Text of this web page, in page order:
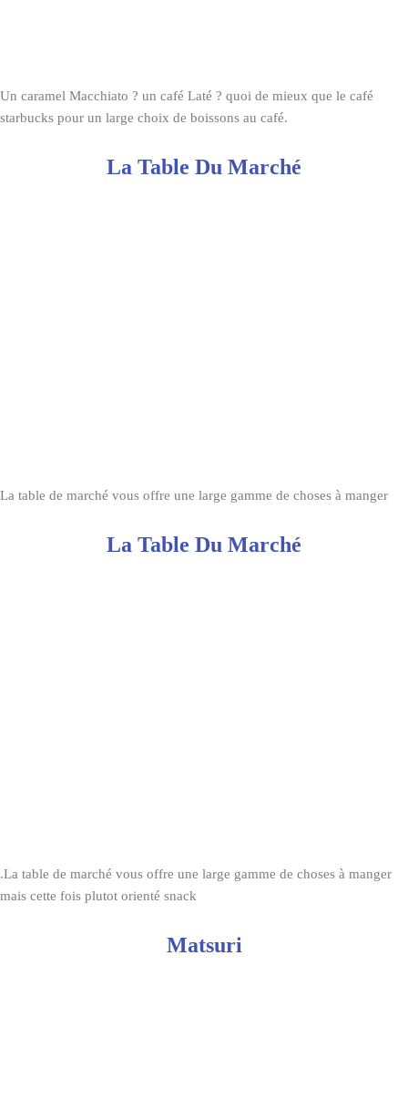
Un caramel Macchiato ? un café Laté ? quoi de mieux que le café
starbucks pour un large choix de boissons au café.
La Table Du Marché
La table de marché vous offre une large gamme de choses à manger
La Table Du Marché
.La table de marché vous offre une large gamme de choses à manger
mais cette fois plutot orienté snack
Matsuri